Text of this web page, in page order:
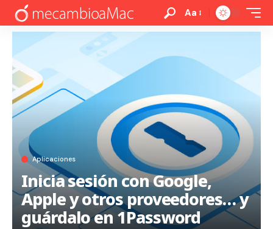
Aa
Aplicaciones
Inicia sesión con Google,
Apple y otros proveedores… y
guárdalo en 1Password